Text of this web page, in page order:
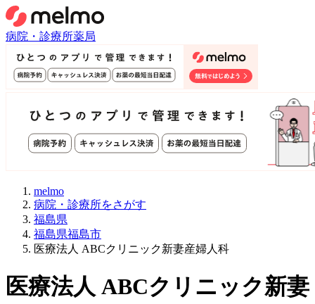
病院・診療所薬局
melmo
病院・診療所をさがす
福島県
福島県福島市
医療法人 ABCクリニック新妻産婦人科
医療法人 ABCクリニック新妻